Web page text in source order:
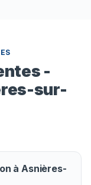
-
sur-
à Asnières-